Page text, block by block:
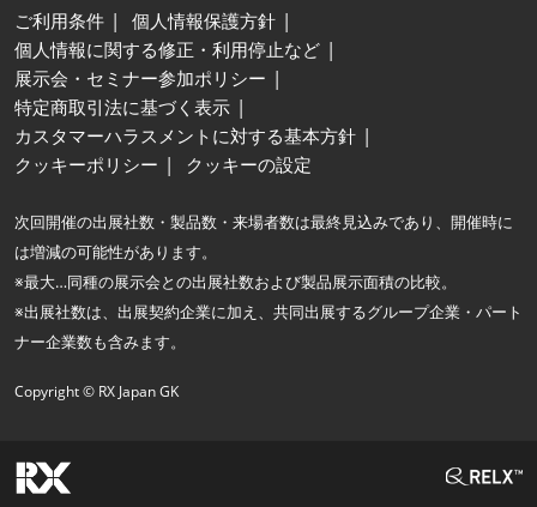
ご利用条件
個人情報保護方針
個人情報に関する修正・利用停止など
展示会・セミナー参加ポリシー
特定商取引法に基づく表示
カスタマーハラスメントに対する基本方針
クッキーポリシー
クッキーの設定
次回開催の出展社数・製品数・来場者数は最終見込みであり、開催時に
は増減の可能性があります。
※最大…同種の展示会との出展社数および製品展示面積の比較。
※出展社数は、出展契約企業に加え、共同出展するグループ企業・パート
ナー企業数も含みます。
Copyright © RX Japan GK